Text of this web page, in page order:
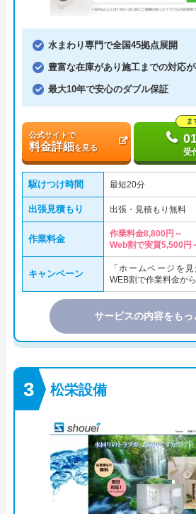
水まわり専門で全国45拠点展開
豊富な在庫があり施工までの対応
最大10年で安心のダブル保証
公式サイトで
料金詳細を見る
ま
受
駆けつけ時間 最短20分
出張見積もり 出張・見積もり無料
作業料金
作業料金8,800円～
Web割で実質5,500円
キャンペーン
「ホームページを
WEB割で作業料金か
サービスの内容をもっ
松栄設備